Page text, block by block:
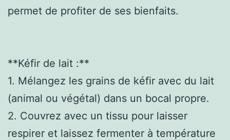
permet de profiter de ses bienfaits.
**Kéfir de lait :**
1. Mélangez les grains de kéfir avec du lait
(animal ou végétal) dans un bocal propre.
2. Couvrez avec un tissu pour laisser
respirer et laissez fermenter à température